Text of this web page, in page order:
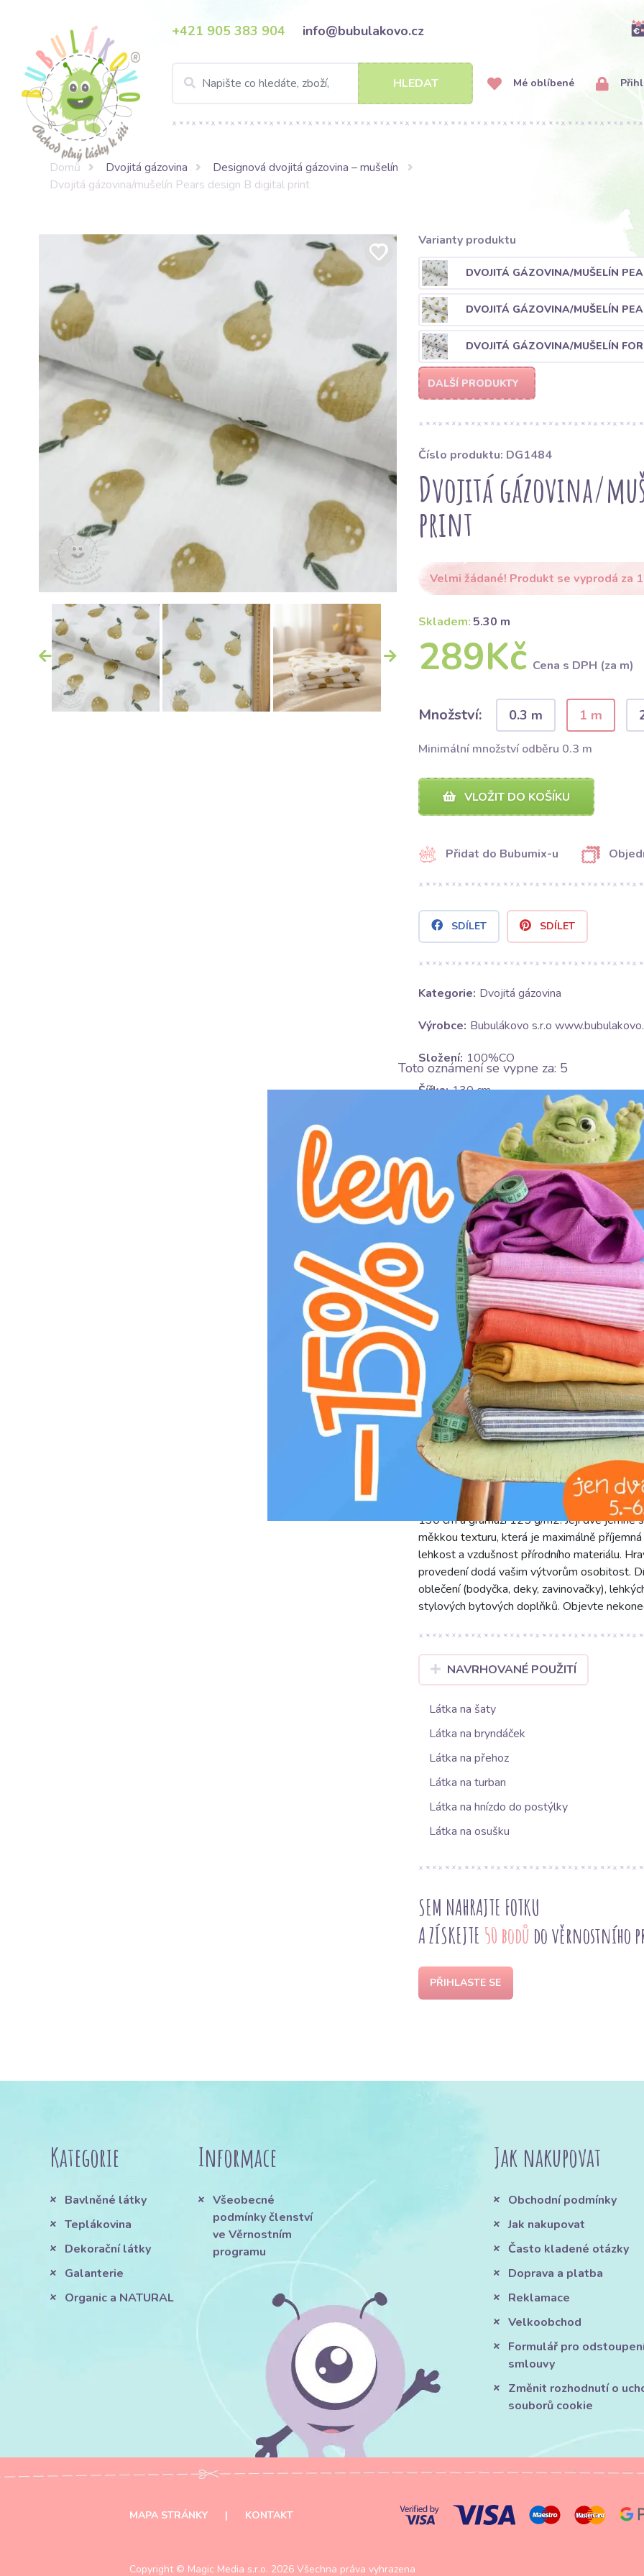
+421 905 383 904 info@bubulakovo.cz
HLEDAT Mé oblíbené
Domů Dvojitá gázovina
Designová dvojitá gázovina – mušelín
Dvojitá gázovina/mušelín Pears design B digital print
Varianty produktu
DVOJITÁ GÁZOVINA/MUŠELÍN
DVOJITÁ GÁZOVINA/MUŠELÍN
DVOJITÁ GÁZOVINA/MUŠELÍN
DALŠÍ PRODUKTY
Číslo produktu: DG1484
Dvojitá gázovina/
print
Velmi žádané! Produkt se vyprodá za
Skladem: 5.30 m
289Kč Cena s DPH (za m)
Množství: 0.3 m 1 m
Minimální množství odběru 0.3 m
VLOŽIT DO KOŠÍKU
Přidat do Bubumix-u
SDÍLET SDÍLET
Kategorie: Dvojitá gázovina
Výrobce: Bubulákovo s.r.o
Složení: 100%CO
Šířka: 130 cm
125 g/m2
Motív: Jídlo
Certifikace: OEKO-TEX Standard 100 class
Barva: barevná
Ošetrování:
U nesušit v sušičce
H nebělit
D žehlit na nízkém stupni (110°C)
L profesionální chemické čištění
g prát na 30°C
Představujeme dvojitou gázovinu/mušelín
130 cm a gramáži 125 g/m2. Její dvě
měkkou texturu, která je maximálně
lehkost a vzdušnost přírodního materiálu.
provedení dodá vašim výtvorům osobitost.
oblečení (bodyčka, deky, zavinovačky),
stylových bytových doplňků. Objevte
NAVRHOVANÉ POUŽITÍ
Látka na šaty
Látka na bryndáček
Látka na přehoz
Látka na turban
Látka na hnízdo do postýlky
Látka na osušku
SEM NAHRAJTE FOTKU
A ZÍSKEJTE 50 bodů do věrnostního
PŘIHLASTE SE
Kategorie
Bavlněné látky
Teplákovina
Dekorační látky
Galanterie
Organic a NATURAL
Informace
Všeobecné
podmínky členství
ve Věrnostním
programu
Jak nakupovat
Obchodní podmínky
Jak nakupovat
Často kladené otázky
Doprava a platba
Reklamace
Velkoobchod
Formulář pro
smlouvy
Změnit rozhodnutí o
souborů cookie
MAPA STRÁNKY | KONTAKT
Copyright © Magic Media s.r.o. 2026 Všechna práva vyhrazena
Toto oznámení se vypne za: 4